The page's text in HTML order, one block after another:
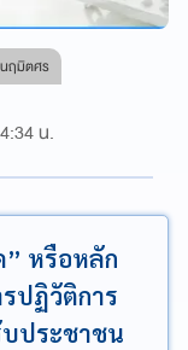
ฤมิตศร
น.
” หรือหลัก
ปฏิวัติการ
บประชาชน